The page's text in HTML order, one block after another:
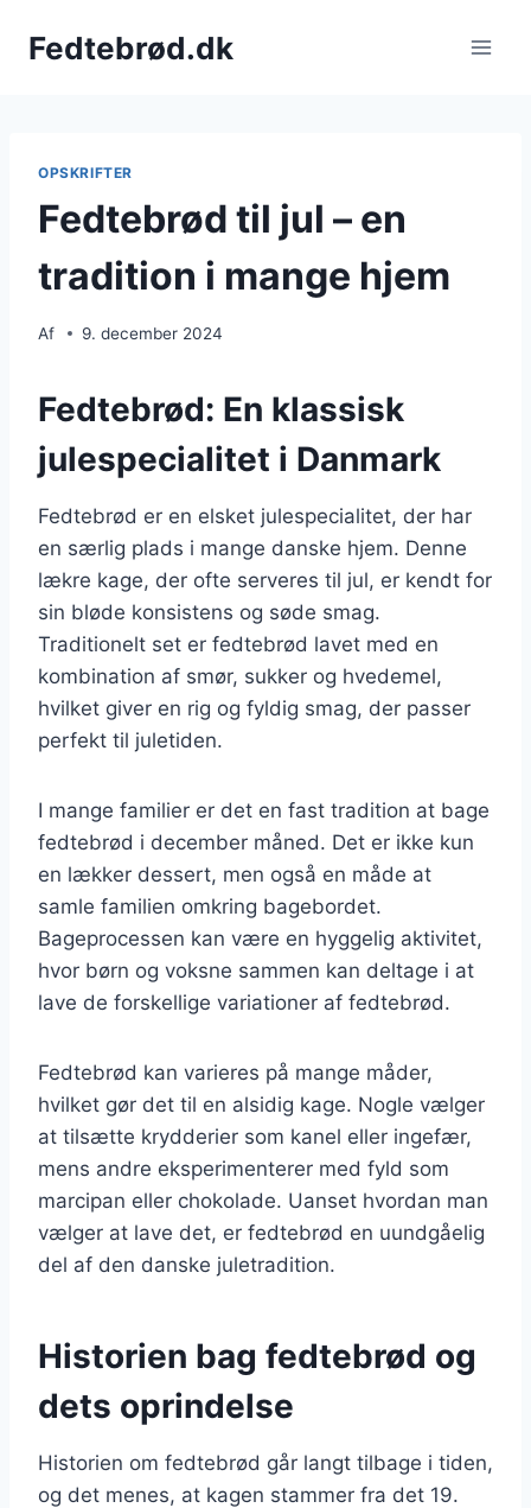
Fedtebrød.dk
OPSKRIFTER
Fedtebrød til jul – en
tradition i mange hjem
Af 9. december 2024
Fedtebrød: En klassisk
julespecialitet i Danmark
Fedtebrød er en elsket julespecialitet, der har
en særlig plads i mange danske hjem. Denne
lækre kage, der ofte serveres til jul, er kendt for
sin bløde konsistens og søde smag.
Traditionelt set er fedtebrød lavet med en
kombination af smør, sukker og hvedemel,
hvilket giver en rig og fyldig smag, der passer
perfekt til juletiden.
I mange familier er det en fast tradition at bage
fedtebrød i december måned. Det er ikke kun
en lækker dessert, men også en måde at
samle familien omkring bagebordet.
Bageprocessen kan være en hyggelig aktivitet,
hvor børn og voksne sammen kan deltage i at
lave de forskellige variationer af fedtebrød.
Fedtebrød kan varieres på mange måder,
hvilket gør det til en alsidig kage. Nogle vælger
at tilsætte krydderier som kanel eller ingefær,
mens andre eksperimenterer med fyld som
marcipan eller chokolade. Uanset hvordan man
vælger at lave det, er fedtebrød en uundgåelig
del af den danske juletradition.
Historien bag fedtebrød og
dets oprindelse
Historien om fedtebrød går langt tilbage i tiden,
og det menes, at kagen stammer fra det 19.